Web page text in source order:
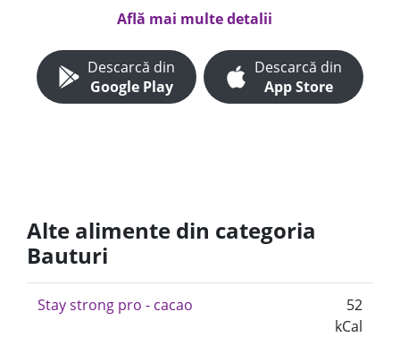
Află mai multe detalii
Descarcă din
Google Play
Descarcă din
App Store
Alte alimente din categoria
Bauturi
Stay strong pro - cacao
52
kCal